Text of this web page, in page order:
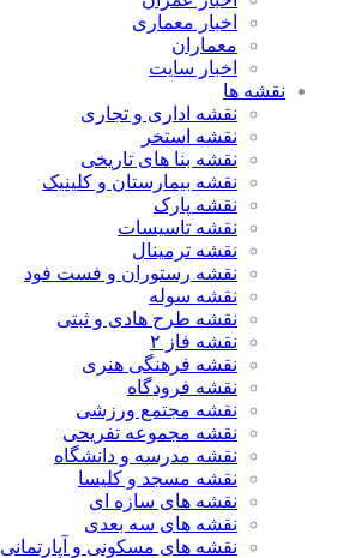
اخبار معماری
معماران
اخبار سایت
نقشه ها
نقشه اداری و تجاری
نقشه استخر
نقشه بنا های تاریخی
نقشه بیمارستان و کلینیک
نقشه پارک
نقشه تاسیسات
نقشه ترمینال
نقشه رستوران و فست فود
نقشه سوله
نقشه طرح هادی و ثبتی
نقشه فاز ۲
نقشه فرهنگی هنری
نقشه فرودگاه
نقشه مجتمع ورزشی
نقشه مجموعه تفریحی
نقشه مدرسه و دانشگاه
نقشه مسجد و کلیسا
نقشه های سازه ای
نقشه های سه بعدی
نقشه های مسکونی و آپارتمانی